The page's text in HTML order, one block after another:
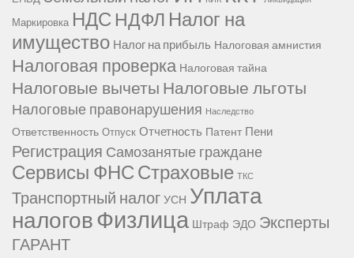
Маркировка НДС НДФЛ Налог на
имущество Налог на прибыль Налоговая амнистия
Налоговая проверка Налоговая тайна
Налоговые вычетыНалоговые льготы
Налоговые правонарушения Наследство
Ответственность Отпуск Отчетность Патент Пени
Регистрация Самозанятые граждане
Сервисы ФНССтраховые ТКС
Транспортный налогУСН Уплата
налоговФизлица Штраф ЭДО Эксперты
ГАРАНТ